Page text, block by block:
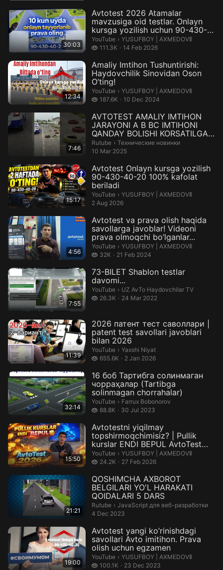
30:03
Avtotest 2026 Atamalar
mavzusiga oid testlar. Onlayn
kursga yozilish uchun 90-430-
40-...
YouTube › YUSUFBOY | AXMEDOV🚦.
YUSUFBOY | AXMEDOV🚦
111.3K
111.3 thousand views
14 Feb 2026
12:34
Amaliy Imtihon Tushuntirishi:
Haydovchilik Sinovidan Oson
O’ting!
YouTube › YUSUFBOY | AXMEDOV🚦.
YUSUFBOY | AXMEDOV🚦
187.6K
187.6 thousand views
10 Dec 2024
7:46
AVTOTEST AMALIY IMTIHON
JARAYONI A B BC IMTIHONI
QANDAY BOLISHI KORSATILGAN
VIDEO
Rutube › Технические новинки.
Технические новинки
10 Mar 2025
15:17
Avtotest Onlayn kursga yozilish
90-430-40-20 100% kafolat
beriladi
YouTube › YUSUFBOY | AXMEDOV🚦.
YUSUFBOY | AXMEDOV🚦
2 Aug 2026
4:56
Avtotest va prava olish haqida
savollarga javoblar! Videoni
prava olmoqchi bo’lganlar...
YouTube › YUSUFBOY | AXMEDOV🚦.
YUSUFBOY | AXMEDOV🚦
32K
32 thousand views
21 Feb 2024
7:55
73-BILET Shablon testlar
davomi...
YouTube › UZ AvTo Haydovchilar TV.
UZ AvTo Haydovchilar TV
26.3K
26.3 thousand views
24 Mar 2022
11:39
2026 патент тест саволлари |
patent test savollari javoblari
bilan 2026
YouTube › Yaxshi Niyat.
Yaxshi Niyat
655.6K
655.6 thousand views
2 Jan 2026
32:14
16 боб Тартибга солинмаган
чорраҳалар (Tartibga
solinmagan chorrahalar)
YouTube › Farrux Bobonorov.
Farrux Bobonorov
88.8K
88.8 thousand views
30 Jul 2023
15:50
Avtotestni yiqilmay
topshirmoqchimisiz? | Pullik
kurslar ENDI BEPUL AvtoTest
2026
YouTube › YUSUFBOY | AXMEDOV🚦.
YUSUFBOY | AXMEDOV🚦
24.2K
24.2 thousand views
27 Feb 2026
21:21
QOSHIMCHA AXBOROT
BELGILARI YO'L HARAKATI
QOIDALARI 5 DARS
Rutube › JavaScript для веб-разработки.
JavaScript для веб-разработки
4 Dec 2023
19:00
Avtotest yangi ko’rinishdagi
savollari Avto imitihon. Prava
olish uchun egzamen
YouTube › YUSUFBOY | AXMEDOV🚦.
YUSUFBOY | AXMEDOV🚦
100.1K
100.1 thousand views
23 Dec 2023